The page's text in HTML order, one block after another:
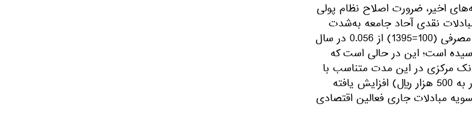
اخیر، ضرورت اصلاح نظام پولی
نقدی آحاد جامعه به‌شدت
احساس می‌شود. شاخص بهای کالاها و خدمات مصرفی (100=1395) از 0.056 در سال
آبان سال 1397 (2743 برابر) رسیده است؛ این در حالی است که
مرکزی در این مدت متناسب با
نرخ تورم تعدیل نشده و تنها 50‌ برابر (از 10 هزار به 500 هزار ریال) افزایش یافته
مبادلات جاری فعالین اقتصادی